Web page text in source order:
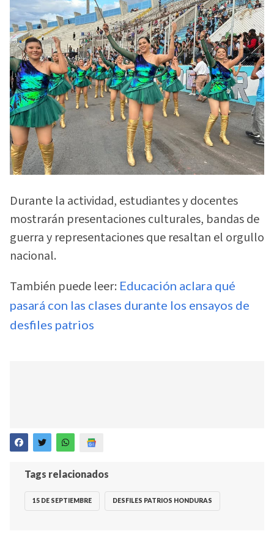
Durante la actividad, estudiantes y docentes
mostrarán presentaciones culturales, bandas de
guerra y representaciones que resaltan el orgullo
nacional.
También puede leer: Educación aclara qué
pasará con las clases durante los ensayos de
desfiles patrios
Tags relacionados
15 DE SEPTIEMBRE DESFILES PATRIOS HONDURAS